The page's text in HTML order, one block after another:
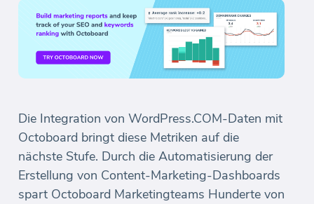
Die Integration von WordPress.COM-Daten mit
Octoboard bringt diese Metriken auf die
nächste Stufe. Durch die Automatisierung der
Erstellung von Content-Marketing-Dashboards
spart Octoboard Marketingteams Hunderte von